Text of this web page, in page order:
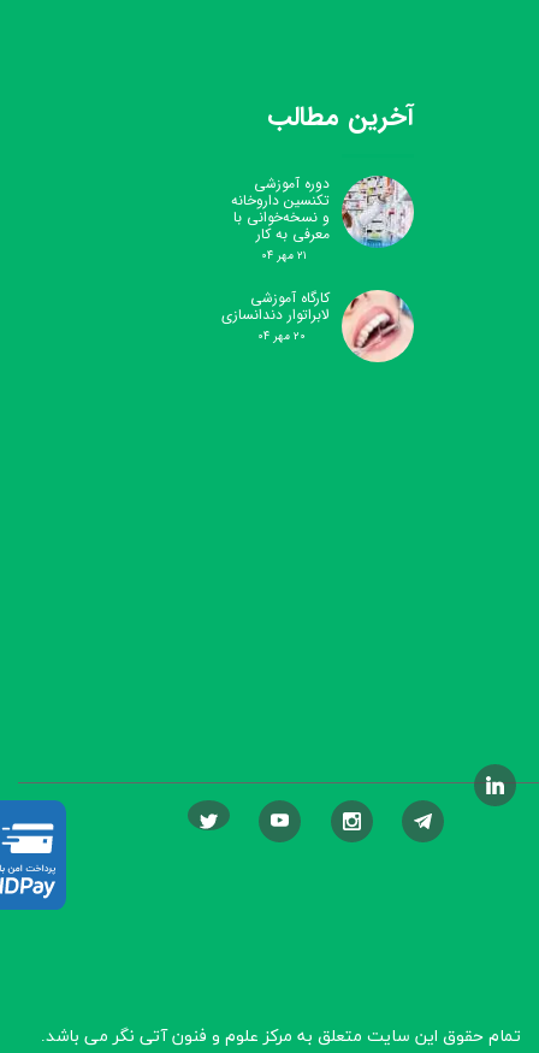
آخرین مطالب
دوره آموزشی
تکنسین داروخانه
و نسخه‌خوانی با
معرفی به کار
۲۱ مهر ۰۴
کارگاه آموزشی
لابراتوار دندانسازی
۲۰ مهر ۰۴
تمام حقوق این سایت متعلق به مرکز علوم و فنون آتی نگر می باشد.